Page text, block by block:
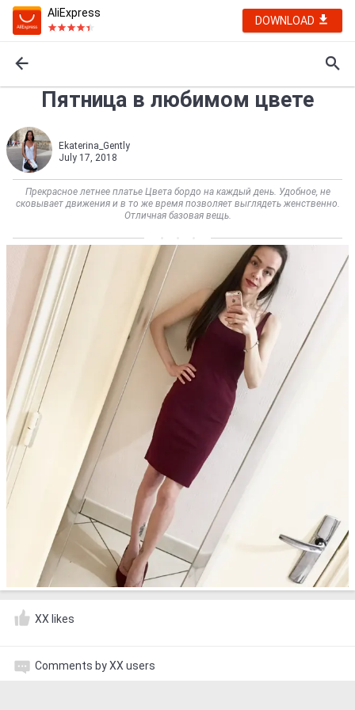
AliExpress
DOWNLOAD
Пятница в любимом цвете
Ekaterina_Gently
July 17, 2018
Прекрасное летнее платье Цвета бордо на каждый день. Удобное, не
сковывает движения и в то же время позволяет выглядеть женственно.
Отличная базовая вещь.
XX likes
Comments by XX users